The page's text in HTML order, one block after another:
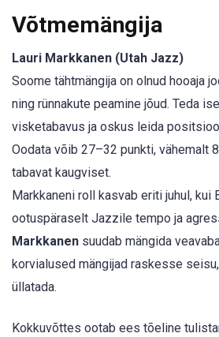
Võtmemängija
Lauri Markkanen (Utah Jazz)
Soome tähtmängija on olnud hooaja
ning rünnakute peamine jõud. Teda
visketabavus ja oskus leida
Oodata võib 27–32 punkti, vähemalt
tabavat kaugviset.
Markkaneni roll kasvab eriti juhul, kui
ootuspäraselt Jazzile tempo ja
Markkanen suudab mängida
korvialused mängijad raskesse
üllatada.
Kokkuvõttes ootab ees tõeline